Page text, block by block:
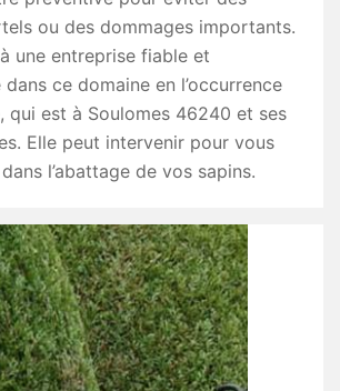
ou des dommages importants.
une entreprise fiable et
ce domaine en l’occurrence
qui est à Soulomes 46240 et ses
Elle peut intervenir pour vous
l’abattage de vos sapins.